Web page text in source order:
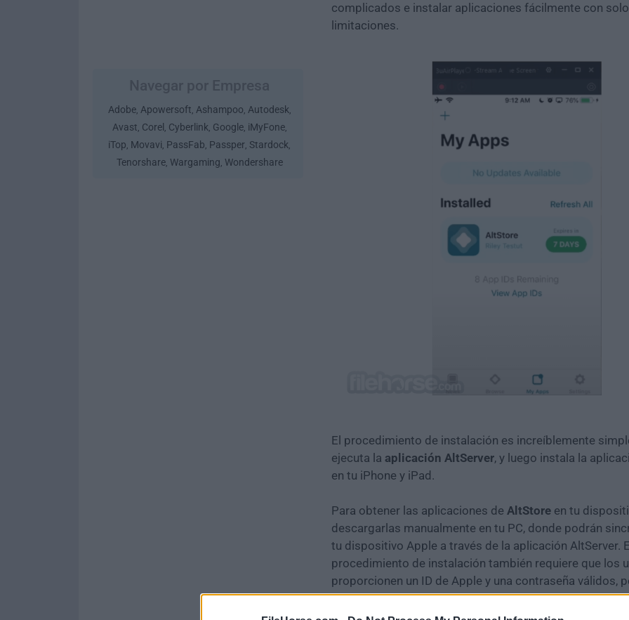
Adobe, Apowersoft, Ashampoo, Autodesk,
Avast, Corel , Cyberlink, Google, iMyFone,
iTop, Movavi, PassFab, Passper, Stardock,
Tenorshare, Wargaming, Wondershare
complicados e instalar aplicaciones fácilmente con
limitaciones.
El procedimiento de instalación es increíblemente
ejecuta la aplicación AltServer, y luego instala la
en tu iPhone y iPad.
Para obtener las aplicaciones de AltStore en tu
descargarlas manualmente en tu PC, donde podrán
tu dispositivo Apple a través de la aplicación AltServer. El
procedimiento de instalación también requiere que los
proporcionen un ID de Apple y una contraseña válidos,
afortunadamente,ni siquiera necesitas darle la
cuenta personal. Mientras el ID sea válido, autenticará la